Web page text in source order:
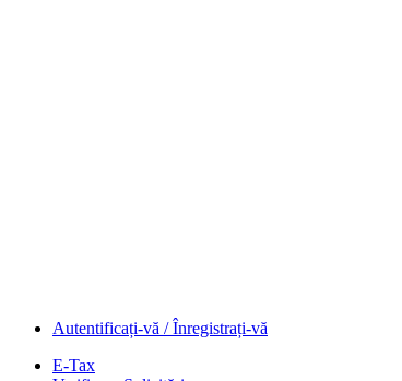
Autentificați-vă / Înregistrați-vă
E-Tax